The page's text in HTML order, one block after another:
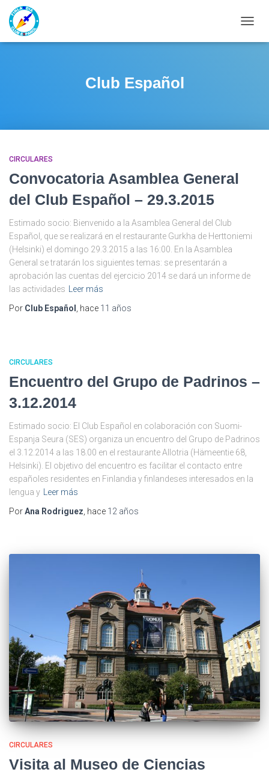
Club Español
CIRCULARES
Convocatoria Asamblea General
del Club Español – 29.3.2015
Estimado socio: Bienvenido a la Asamblea General del Club
Español, que se realizará en el restaurante Gurkha de Herttoniemi
(Helsinki) el domingo 29.3.2015 a las 16:00. En la Asamblea
General se tratarán los siguientes temas: se presentarán a
aprobación las cuentas del ejercicio 2014 se dará un informe de
las actividades
Leer más
Por Club Español , hace 11 años
CIRCULARES
Encuentro del Grupo de Padrinos –
3.12.2014
Estimado socio: El Club Español en colaboración con Suomi-
Espanja Seura (SES) organiza un encuentro del Grupo de Padrinos
el 3.12.2014 a las 18.00 en el restaurante Allotria (Hämeentie 68,
Helsinki). El objetivo del encuentro es facilitar el contacto entre
españoles residentes en Finlandia y finlandeses interesados en la
lengua y
Leer más
PorAna Rodriguez , hace 12 años
CIRCULARES
Visita al Museo de Ciencias